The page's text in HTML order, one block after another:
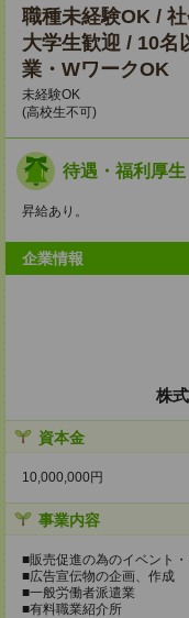
職種未経験OK /
大学生歓迎 / 10名
業・WワークOK
未経験OK
(高校生不可)
待遇・福利厚生
昇給あり。
企業情報
株
資本金
10,000,000円
事業内容
■販売促進の為のイベント
■広告宣伝物の企画、作成
■一般労働者派遣業
■有料職業紹介所